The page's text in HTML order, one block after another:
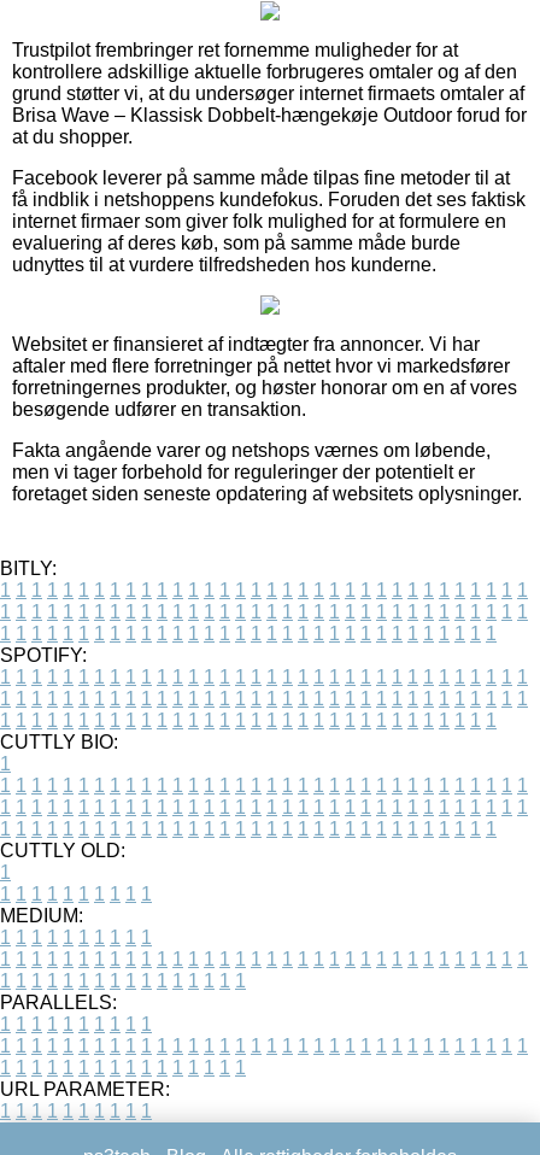
Trustpilot frembringer ret fornemme muligheder for at
kontrollere adskillige aktuelle forbrugeres omtaler og af den
grund støtter vi, at du undersøger internet firmaets omtaler af
Brisa Wave – Klassisk Dobbelt-hængekøje Outdoor forud for
at du shopper.
Facebook leverer på samme måde tilpas fine metoder til at
få indblik i netshoppens kundefokus. Foruden det ses faktisk
internet firmaer som giver folk mulighed for at formulere en
evaluering af deres køb, som på samme måde burde
udnyttes til at vurdere tilfredsheden hos kunderne.
Websitet er finansieret af indtægter fra annoncer. Vi har
aftaler med flere forretninger på nettet hvor vi markedsfører
forretningernes produkter, og høster honorar om en af vores
besøgende udfører en transaktion.
Fakta angående varer og netshops værnes om løbende,
men vi tager forbehold for reguleringer der potentielt er
foretaget siden seneste opdatering af websitets oplysninger.
BITLY:
1 1 1 1 1 1 1 1 1 1 1 1 1 1 1 1 1 1 1 1 1 1 1 1 1 1 1 1 1 1 1 1 1 1
1 1 1 1 1 1 1 1 1 1 1 1 1 1 1 1 1 1 1 1 1 1 1 1 1 1 1 1 1 1 1 1 1 1
1 1 1 1 1 1 1 1 1 1 1 1 1 1 1 1 1 1 1 1 1 1 1 1 1 1 1 1 1 1 1 1
SPOTIFY:
1 1 1 1 1 1 1 1 1 1 1 1 1 1 1 1 1 1 1 1 1 1 1 1 1 1 1 1 1 1 1 1 1 1
1 1 1 1 1 1 1 1 1 1 1 1 1 1 1 1 1 1 1 1 1 1 1 1 1 1 1 1 1 1 1 1 1 1
1 1 1 1 1 1 1 1 1 1 1 1 1 1 1 1 1 1 1 1 1 1 1 1 1 1 1 1 1 1 1 1
CUTTLY BIO:
1
1 1 1 1 1 1 1 1 1 1 1 1 1 1 1 1 1 1 1 1 1 1 1 1 1 1 1 1 1 1 1 1 1 1
1 1 1 1 1 1 1 1 1 1 1 1 1 1 1 1 1 1 1 1 1 1 1 1 1 1 1 1 1 1 1 1 1 1
1 1 1 1 1 1 1 1 1 1 1 1 1 1 1 1 1 1 1 1 1 1 1 1 1 1 1 1 1 1 1 1
CUTTLY OLD:
1
1 1 1 1 1 1 1 1 1 1
MEDIUM:
1 1 1 1 1 1 1 1 1 1
1 1 1 1 1 1 1 1 1 1 1 1 1 1 1 1 1 1 1 1 1 1 1 1 1 1 1 1 1 1 1 1 1 1
1 1 1 1 1 1 1 1 1 1 1 1 1 1 1 1
PARALLELS:
1 1 1 1 1 1 1 1 1 1
1 1 1 1 1 1 1 1 1 1 1 1 1 1 1 1 1 1 1 1 1 1 1 1 1 1 1 1 1 1 1 1 1 1
1 1 1 1 1 1 1 1 1 1 1 1 1 1 1 1
URL PARAMETER:
1 1 1 1 1 1 1 1 1 1